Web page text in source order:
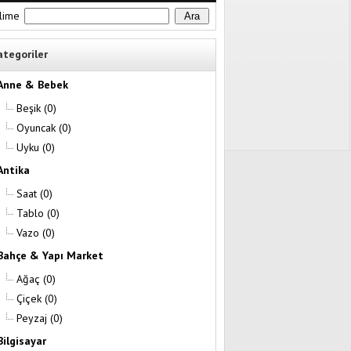
& Bebek
Beşik (0)
Oyuncak (0)
Uyku (0)
Saat (0)
Tablo (0)
Vazo (0)
& Yapı Market
Ağaç (0)
Çiçek (0)
Peyzaj (0)